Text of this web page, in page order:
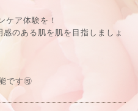
ケア体験を！
のある肌を肌を目指しましょ
です🉑